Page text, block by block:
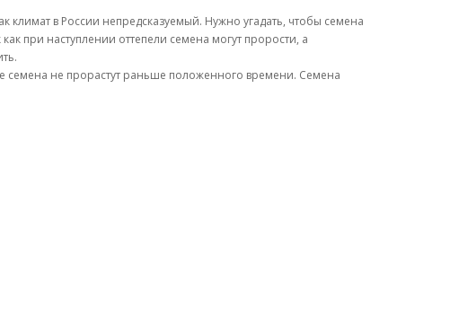
в России непредсказуемый. Нужно угадать, чтобы семена
при наступлении оттепели семена могут прорости, а
семена не прорастут раньше положенного времени. Семена